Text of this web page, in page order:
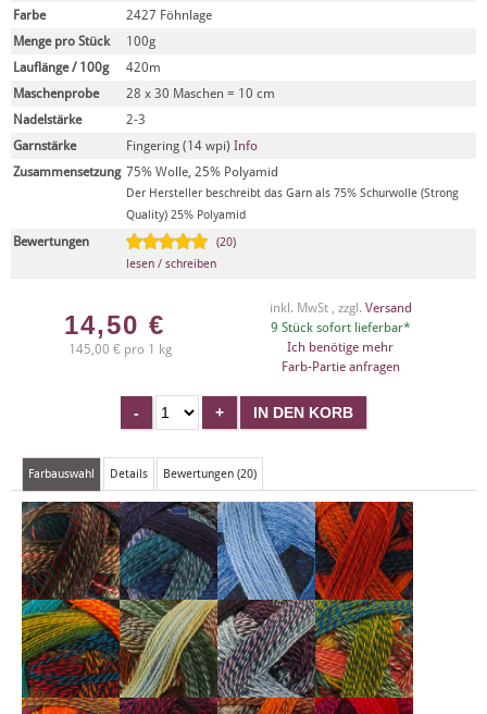
Farbe
2427 Föhnlage
Menge pro Stück
100g
Lauflänge / 100g
420m
Maschenprobe
28 x 30 Maschen = 10 cm
Nadelstärke
2-3
Garnstärke
Fingering (14 wpi) Info
Zusammensetzung 75% Wolle, 25% Polyamid
Der Hersteller beschreibt das Garn als 75% Schurwolle (Strong
Quality) 25% Polyamid
Bewertungen
(20)
lesen / schreiben
14,50 €
145,00 € pro 1 kg
inkl. MwSt , zzgl. Versand
9 Stück sofort lieferbar*
Ich benötige mehr
Farb-Partie anfragen
Farbauswahl Details Bewertungen (20)